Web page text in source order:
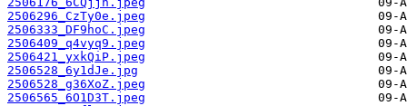
2506296_CzTy0e.jpeg
2506333_DF9hoC.jpeg
2506409_q4vyq9.jpeg
2506421_yxkQiP.jpeg
2506528_6y1dJe.jpg
2506528_g36XoZ.jpeg
2506565_6O1D3T.jpeg